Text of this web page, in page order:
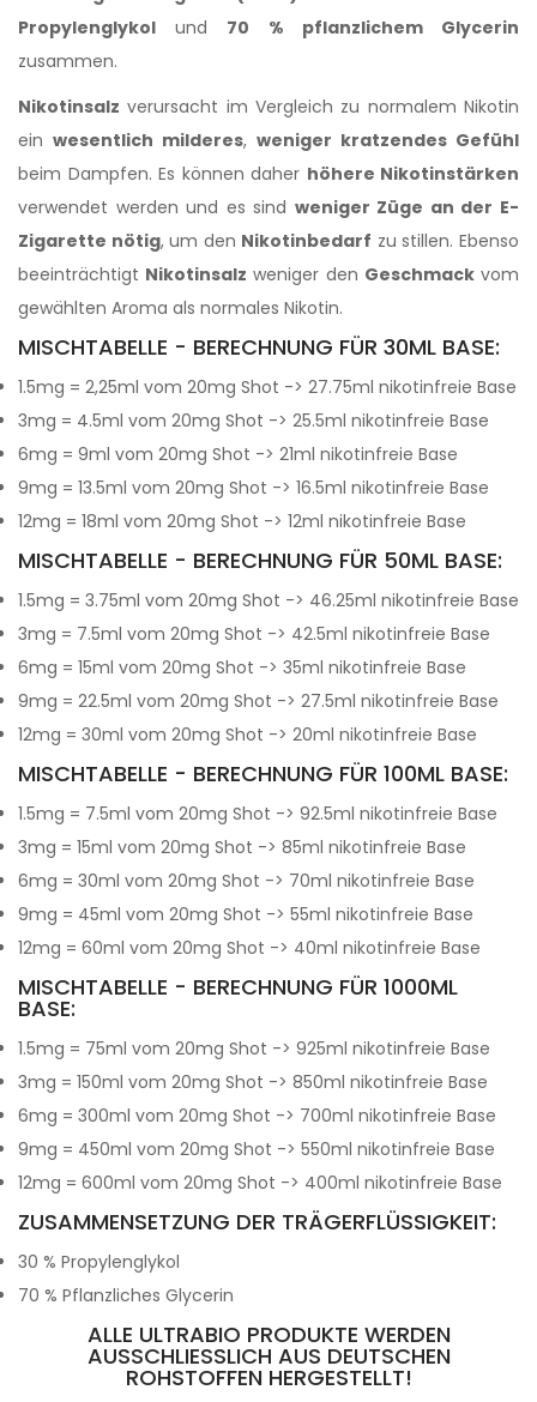
Propylenglykol und 70 % pflanzlichem Glycerin
zusammen.
Nikotinsalz verursacht im Vergleich zu normalem Nikotin
ein wesentlich milderes, weniger kratzendes Gefühl
beim Dampfen. Es können daher höhere Nikotinstärken
verwendet werden und es sind weniger Züge an der E-
Zigarette nötig, um den Nikotinbedarf zu stillen. Ebenso
beeinträchtigt Nikotinsalz weniger den Geschmackvom
gewählten Aroma als normales Nikotin.
MISCHTABELLE - BERECHNUNG FÜR 30ML BASE:
1.5mg = 2,25ml vom 20mg Shot -> 27.75ml nikotinfreie Base
3mg = 4.5ml vom 20mg Shot -> 25.5ml nikotinfreie Base
6mg = 9ml vom 20mg Shot -> 21ml nikotinfreie Base
9mg = 13.5ml vom 20mg Shot -> 16.5ml nikotinfreie Base
12mg = 18ml vom 20mg Shot -> 12ml nikotinfreie Base
MISCHTABELLE - BERECHNUNG FÜR 50ML BASE:
1.5mg = 3.75ml vom 20mg Shot -> 46.25ml nikotinfreie Base
3mg = 7.5ml vom 20mg Shot -> 42.5ml nikotinfreie Base
6mg = 15ml vom 20mg Shot -> 35ml nikotinfreie Base
9mg = 22.5ml vom 20mg Shot -> 27.5ml nikotinfreie Base
12mg = 30ml vom 20mg Shot -> 20ml nikotinfreie Base
MISCHTABELLE - BERECHNUNG FÜR 100ML BASE:
1.5mg = 7.5ml vom 20mg Shot -> 92.5ml nikotinfreie Base
3mg = 15ml vom 20mg Shot -> 85ml nikotinfreie Base
6mg = 30ml vom 20mg Shot -> 70ml nikotinfreie Base
9mg = 45ml vom 20mg Shot -> 55ml nikotinfreie Base
12mg = 60ml vom 20mg Shot -> 40ml nikotinfreie Base
MISCHTABELLE - BERECHNUNG FÜR 1000ML
BASE:
1.5mg = 75ml vom 20mg Shot -> 925ml nikotinfreie Base
3mg = 150ml vom 20mg Shot -> 850ml nikotinfreie Base
6mg = 300ml vom 20mg Shot -> 700ml nikotinfreie Base
9mg = 450ml vom 20mg Shot -> 550ml nikotinfreie Base
12mg = 600ml vom 20mg Shot -> 400ml nikotinfreie Base
ZUSAMMENSETZUNG DER TRÄGERFLÜSSIGKEIT:
30 % Propylenglykol
70 % Pflanzliches Glycerin
ALLE ULTRABIO PRODUKTE WERDEN
AUSSCHLIESSLICH AUS DEUTSCHEN R
OHSTOFFEN HERGESTELLT!